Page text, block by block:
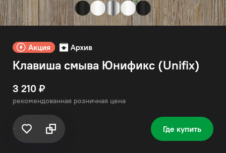
Клавиша смыва Юнификс (Unifix)
3 210 ₽
рекомендованная розничная цена
Где купить